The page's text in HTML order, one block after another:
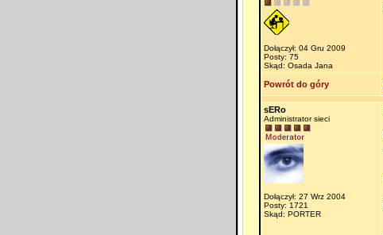
Dołączył: 04 Gru 2009
Posty: 75
Skąd: Osada Jana
Powrót do góry
sERo
Administrator sieci
Dołączył: 27 Wrz 2004
Posty: 1721
Skąd: PORTER